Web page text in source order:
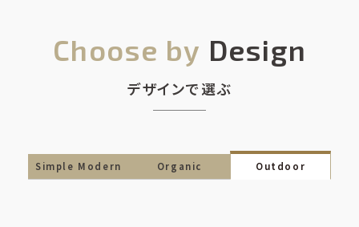
Choose by Design
デザインで選ぶ
Simple Modern Organic Outdoor